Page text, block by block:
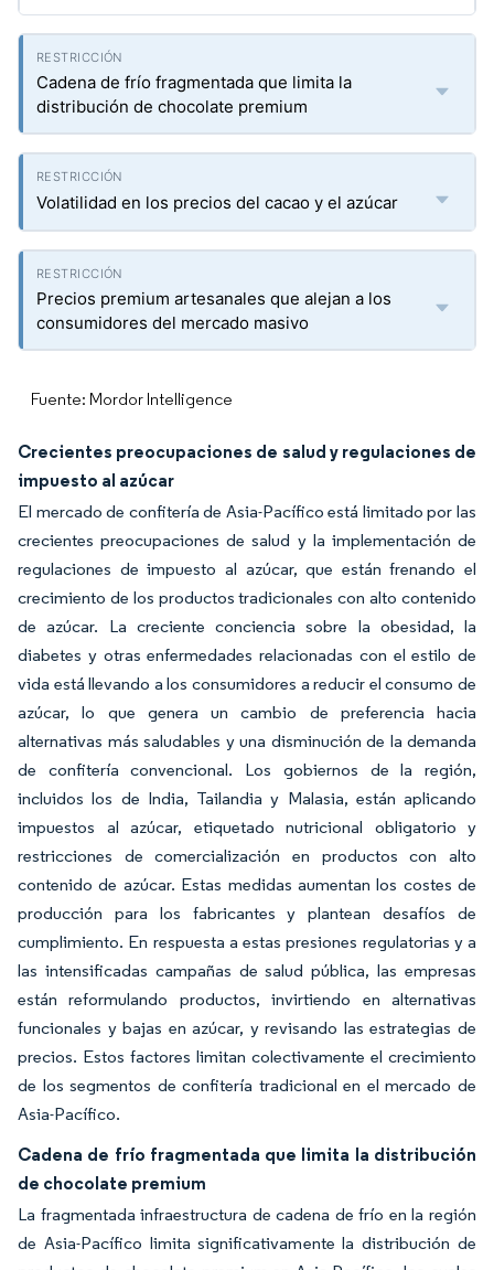
Cadena de frío fragmentada que limita la
distribución de chocolate premium
Volatilidad en los precios del cacao y el azúcar
Precios premium artesanales que alejan a los
consumidores del mercado masivo
Fuente: Mordor Intelligence
Crecientes preocupaciones de salud y regulaciones de
impuesto al azúcar
El mercado de confitería de Asia-Pacífico está limitado por las
crecientes preocupaciones de salud y la implementación de
regulaciones de impuesto al azúcar, que están frenando el
crecimiento de los productos tradicionales con alto contenido
de azúcar. La creciente conciencia sobre la obesidad, la
diabetes y otras enfermedades relacionadas con el estilo de
vida está llevando a los consumidores a reducir el consumo de
azúcar, lo que genera un cambio de preferencia hacia
alternativas más saludables y una disminución de la demanda
de confitería convencional. Los gobiernos de la región,
incluidos los de India, Tailandia y Malasia, están aplicando
impuestos al azúcar, etiquetado nutricional obligatorio y
restricciones de comercialización en productos con alto
contenido de azúcar. Estas medidas aumentan los costes de
producción para los fabricantes y plantean desafíos de
cumplimiento. En respuesta a estas presiones regulatorias y a
las intensificadas campañas de salud pública, las empresas
están reformulando productos, invirtiendo en alternativas
funcionales y bajas en azúcar, y revisando las estrategias de
precios. Estos factores limitan colectivamente el crecimiento
de los segmentos de confitería tradicional en el mercado de
Asia-Pacífico.
Cadena de frío fragmentada que limita la distribución
de chocolate premium
La fragmentada infraestructura de cadena de frío en la región
de Asia-Pacífico limita significativamente la distribución de